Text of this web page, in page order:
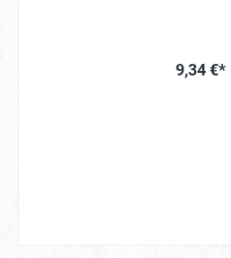
punktgenau anzeichnen
formstabile Spezialspitze
9,34 €*